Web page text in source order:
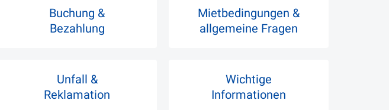
Buchung &
Bezahlung
Mietbedingungen &
allgemeine Fragen
Unfall &
Reklamation
Wichtige
Informationen